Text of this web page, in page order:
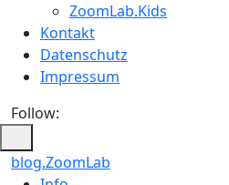
ZoomLab.Kids
Kontakt
Datenschutz
Impressum
Follow:
blog.ZoomLab